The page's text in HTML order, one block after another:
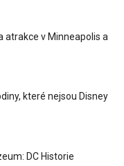
atrakce v Minneapolis a
které nejsou Disney
DC Historie